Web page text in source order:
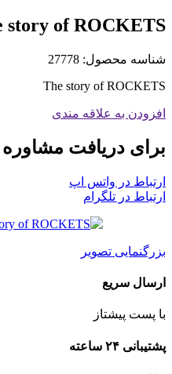
story of ROCKETS
شناسه محصول: 27778
The story of ROCKETS
افزودن به علاقه مندی
برای دریافت مشاوره
ارتباط در واتس اپ
ارتباط در تلگرام
بزرگنمایی تصویر
ارسال سریع
با پست پیشتاز
پشتیبانی ۲۴ ساعته